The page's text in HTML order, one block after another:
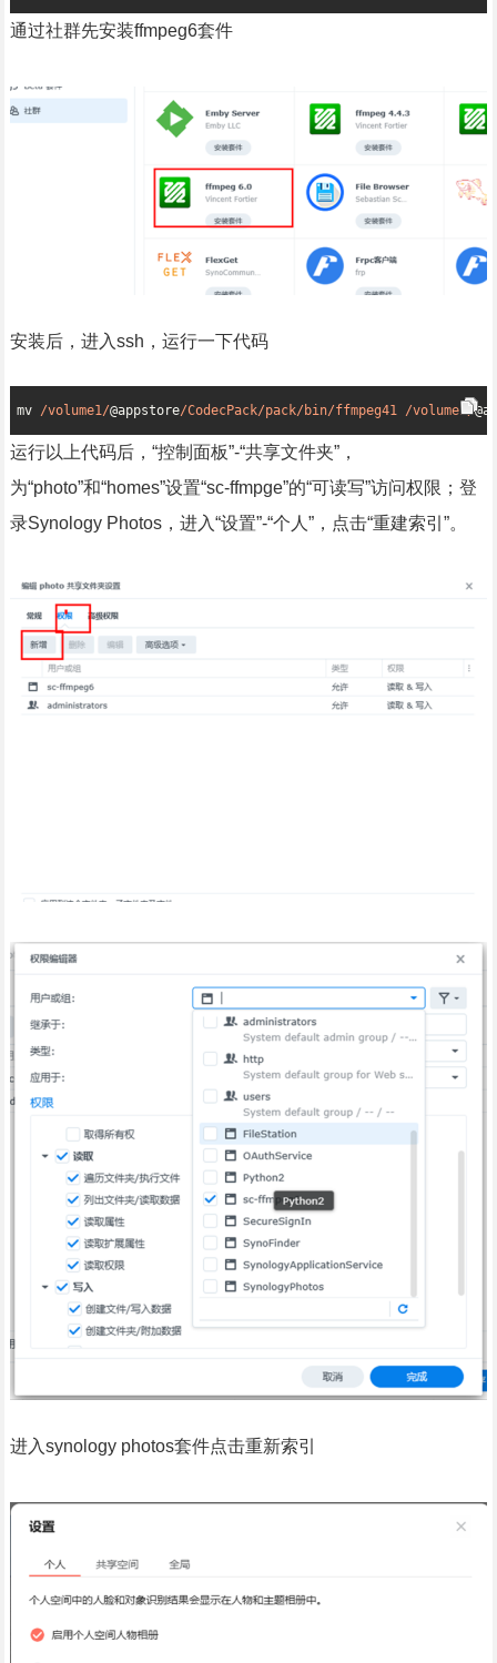
通过社群先安装ffmpeg6套件
安装后，进入ssh，运行一下代码
mv /volume1/@appstore/CodecPack/pack/bin/ffmpeg41 /volume1/
运行以上代码后，“控制面板”-“共享文件夹”，
为“photo”和“homes”设置“sc-ffmpge”的“可读写”访问权限；登
录Synology Photos，进入“设置”-“个人”，点击“重建索引”。
进入synology photos套件点击重新索引